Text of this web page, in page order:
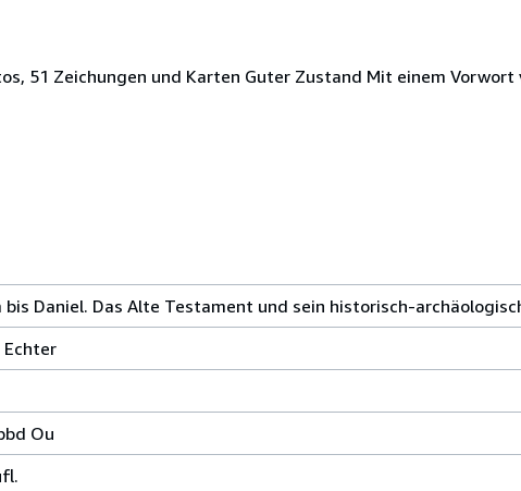
51 Zeichungen und Karten Guter Zustand Mit einem
bis Daniel. Das Alte Testament und sein historisch-
Echter
Ou